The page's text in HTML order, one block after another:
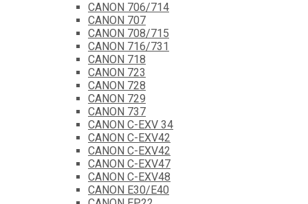
CANON 706/714
CANON 707
CANON 708/715
CANON 716/731
CANON 718
CANON 723
CANON 728
CANON 729
CANON 737
CANON C-EXV 34
CANON C-EXV42
CANON C-EXV42
CANON C-EXV47
CANON C-EXV48
CANON E30/E40